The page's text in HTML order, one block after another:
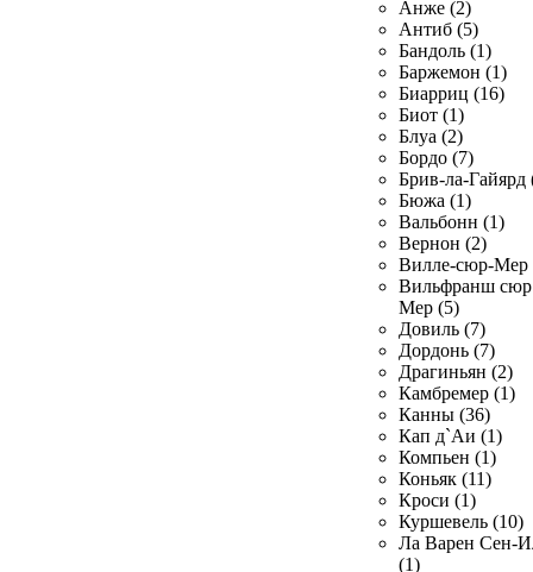
Анже (2)
Антиб (5)
Бандоль (1)
Баржемон (1)
Биарриц (16)
Биот (1)
Блуа (2)
Бордо (7)
Брив-ла-Гайярд
Бюжа (1)
Вальбонн (1)
Вернон (2)
Вилле-сюр-Мер
Вильфранш сюр
Мер (5)
Довиль (7)
Дордонь (7)
Драгиньян (2)
Камбремер (1)
Канны (36)
Кап д`Аи (1)
Компьен (1)
Коньяк (11)
Кроси (1)
Куршевель (10)
Ла Варен Сен-
(1)